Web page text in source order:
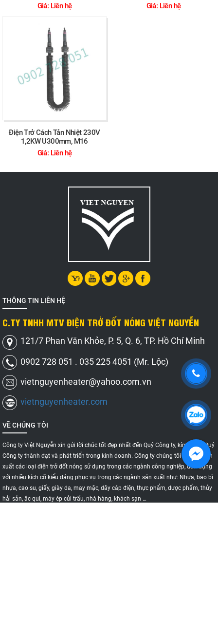
Giá: Liên hệ
Giá: Liên hệ
Điện Trở Cách Tản Nhiệt 230V
1,2KW U300mm, M16
Giá: Liên hệ
THÔNG TIN LIÊN HỆ
C.TY TNHH MTV ĐIỆN TRỞ ĐỐT NÓNG VIỆT NGUYỄN
121/7 Phan Văn Khỏe, P. 5, Q. 6, TP. Hồ Chí Minh
0902 728 051 . 035 225 4051 (Mr. Lộc)
vietnguyenheater@yahoo.com.vn
vietnguyenheater.com
VỀ CHÚNG TÔI
Công ty Việt Nguyễn xin gửi lời chúc tốt đẹp nhất đến Quý Công ty, kính chúc Quý
Công ty thành đạt và phát triển trong kinh doanh. Công ty chúng tôi chuyên sản
xuất các loại điện trở đốt nóng sử dụng trong các ngành công nghiệp, dân dụng
với nhiều kích cỡ kiểu dáng phục vụ trong các ngành sản xuất như: Nhựa, bao bì
nhựa, cao su, giấy, giày da, may mặc, dây cáp điện, thực phẩm, dược phẩm, thủy
hải sản, ắc qui, máy ép củi trấu, nhà hàng, khách sạn …